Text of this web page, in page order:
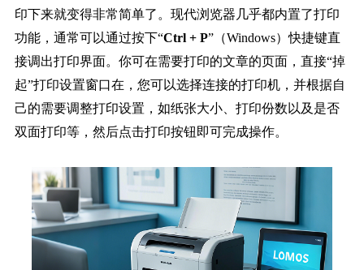
印下来就变得非常简单了。现代浏览器几乎都内置了打印
功能，通常可以通过按下“Ctrl + P”（Windows）快捷键直
接调出打印界面。你可在需要打印的文章的页面，直接“掉
起”打印设置窗口在，您可以选择连接的打印机，并根据自
己的需要调整打印设置，如纸张大小、打印份数以及是否
双面打印等，然后点击打印按钮即可完成操作。